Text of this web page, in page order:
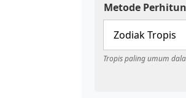
Metode
Tropis paling umum